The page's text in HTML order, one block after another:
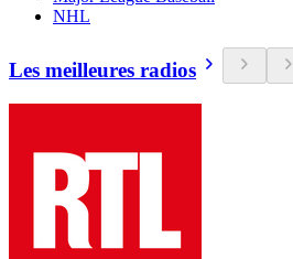
NHL
Les meilleures radios